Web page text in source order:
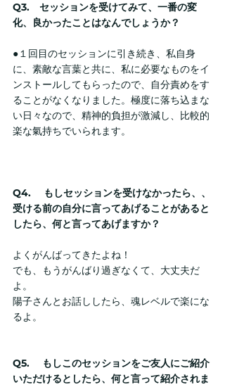
Q3.　セッションを受けてみて、一番の変
化、良かったことはなんでしょうか？
●１回目のセッションに引き続き、私自身
に、素敵な言葉と共に、私に必要なものをイ
ンストールしてもらったので、自分責めをす
ることがなくなりました。極度に落ち込まな
い日々なので、精神的負担が激減し、比較的
楽な氣持ちでいられます。
Q4.　 もしセッションを受けなかったら、、
受ける前の自分に言ってあげることがあると
したら、何と言ってあげますか？
よくがんばってきたよね！
でも、もうがんばり過ぎなくて、大丈夫だ
よ。
陽子さんとお話ししたら、魂レベルで楽にな
るよ。
Q5. 　もしこのセッションをご友人にご紹介
いただけるとしたら、何と言って紹介されま